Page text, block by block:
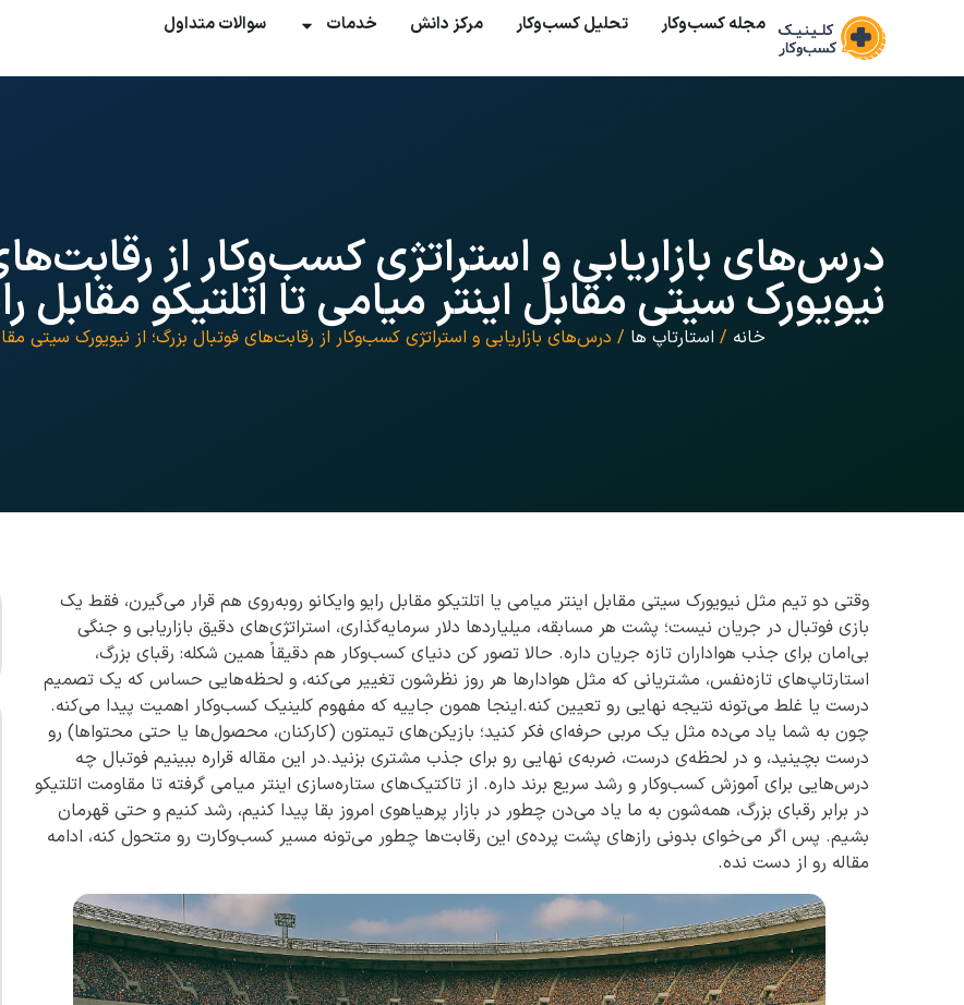
مجله کسب‌وکار تحلیل کسب‌و‌کار مرکز دانش خدمات سوالات متداول
درس‌های بازاریابی و استراتژی کسب‌وکار از
نیویورک سیتی مقابل اینتر میامی تا اتلتیکو مقابل
خانه / استارتاپ ها / درس‌های بازاریابی و استراتژی کسب‌وکار از رقابت‌های فوتبال بزرگ؛ از نیویورک سیتی
وقتی دو تیم مثل نیویورک سیتی مقابل اینتر میامی یا اتلتیکو مقابل رایو وایکانو روبه‌روی هم قرار می‌گیرن، فقط یک
بازی فوتبال در جریان نیست؛ پشت هر مسابقه، میلیاردها دلار سرمایه‌گذاری، استراتژی‌های دقیق بازاریابی و جنگی
بی‌امان برای جذب هواداران تازه جریان داره. حالا تصور کن دنیای کسب‌وکار هم دقیقاً همین شکله: رقبای بزرگ،
استارتاپ‌های تازه‌نفس، مشتریانی که مثل هوادارها هر روز نظرشون تغییر می‌کنه، و لحظه‌هایی حساس که یک تصمیم
درست یا غلط می‌تونه نتیجه نهایی رو تعیین کنه.اینجا همون جاییه که مفهوم کلینیک کسب‌وکار اهمیت پیدا می‌کنه.
چون به شما یاد می‌ده مثل یک مربی حرفه‌ای فکر کنید؛ بازیکن‌های تیمتون (کارکنان، محصول‌ها یا حتی محتواها) رو
درست بچینید، و در لحظه‌ی درست، ضربه‌ی نهایی رو برای جذب مشتری بزنید.در این مقاله قراره ببینیم فوتبال چه
درس‌هایی برای آموزش کسب‌وکار و رشد سریع برند داره. از تاکتیک‌های ستاره‌سازی اینتر میامی گرفته تا مقاومت اتلتیکو
در برابر رقبای بزرگ، همه‌شون به ما یاد می‌دن چطور در بازار پرهیاهوی امروز بقا پیدا کنیم، رشد کنیم و حتی قهرمان
بشیم. پس اگر می‌خوای بدونی رازهای پشت پرده‌ی این رقابت‌ها چطور می‌تونه مسیر کسب‌وکارت رو متحول کنه، ادامه
مقاله رو از دست نده.